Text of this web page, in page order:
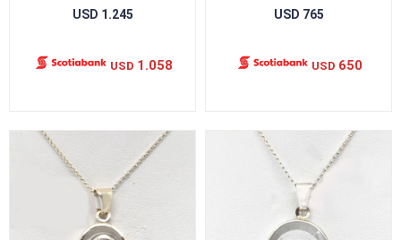
USD 1.245
USD 1.058
USD 765
USD 650